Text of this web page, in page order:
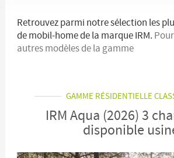
Retrouvez parmi notre sélection les
de mobil-home de la marque IRM.
autres modèles de la gamme
GAMME RÉSIDENTIELLE
IRM Aqua (2026) 3
disponible